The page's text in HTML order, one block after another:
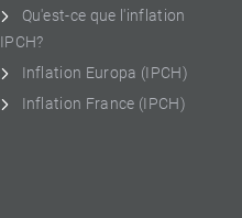
Qu'est-ce que l'inflation
IPCH?
Inflation Europa (IPCH)
Inflation France (IPCH)